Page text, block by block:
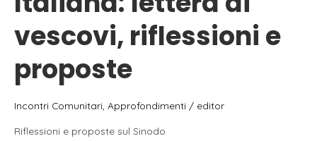
vescovi, riflessioni e
proposte
Incontri Comunitari, Approfondimenti / editor
Riflessioni e proposte sul Sinodo